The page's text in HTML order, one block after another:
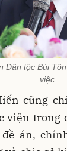
Dân tộc Bùi
việc.
cũng
viện trong
án,